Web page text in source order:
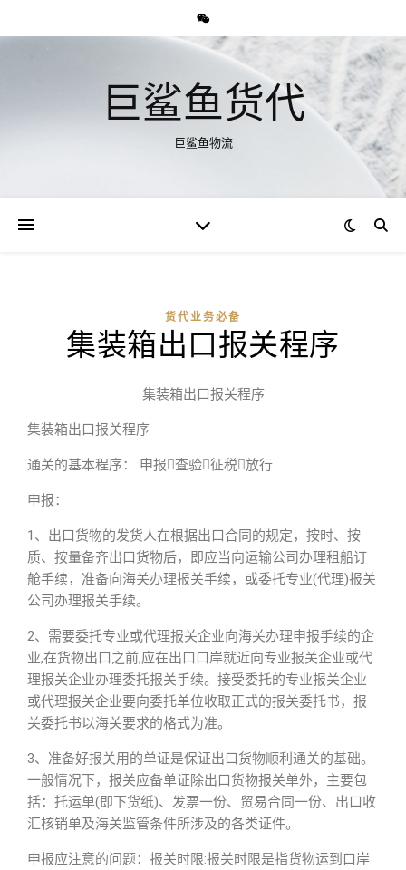
巨鲨鱼货代
巨鲨鱼物流
货代业务必备
集装箱出口报关程序
集装箱出口报关程序
集装箱出口报关程序
通关的基本程序： 申报查验征税放行
申报：
1、出口货物的发货人在根据出口合同的规定，按时、按
质、按量备齐出口货物后，即应当向运输公司办理租船订
舱手续，准备向海关办理报关手续，或委托专业(代理)报关
公司办理报关手续。
2、需要委托专业或代理报关企业向海关办理申报手续的企
业,在货物出口之前,应在出口口岸就近向专业报关企业或代
理报关企业办理委托报关手续。接受委托的专业报关企业
或代理报关企业要向委托单位收取正式的报关委托书，报
关委托书以海关要求的格式为准。
3、准备好报关用的单证是保证出口货物顺利通关的基础。
一般情况下，报关应备单证除出口货物报关单外，主要包
括：托运单(即下货纸)、发票一份、贸易合同一份、出口收
汇核销单及海关监管条件所涉及的各类证件。
申报应注意的问题：报关时限:报关时限是指货物运到口岸